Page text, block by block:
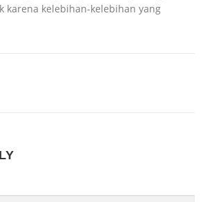
karena kelebihan-kelebihan yang